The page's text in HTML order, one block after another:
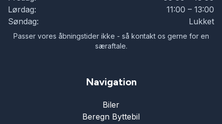
Lørdag:
11:00 – 13:00
Søndag:
Lukket
Passer vores åbningstider ikke - så kontakt os gerne for en
særaftale.
Navigation
Biler
Beregn Byttebil